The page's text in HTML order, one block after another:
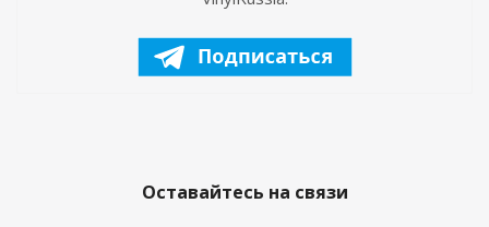
Оставайтесь на связи